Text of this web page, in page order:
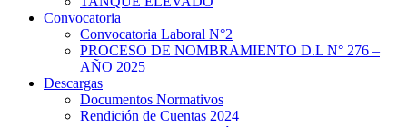
Convocatoria
Convocatoria Laboral N°2
PROCESO DE NOMBRAMIENTO D.L N° 276 –
AÑO 2025
Descargas
Documentos Normativos
Rendición de Cuentas 2024